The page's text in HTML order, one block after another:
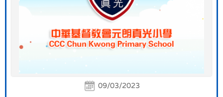
09/03/2023